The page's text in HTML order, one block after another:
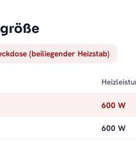
(beiliegender Heizstab)
600 W
600 W